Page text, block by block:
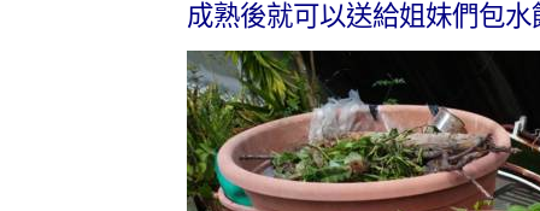
成熟後就可以送給姐妹們包水